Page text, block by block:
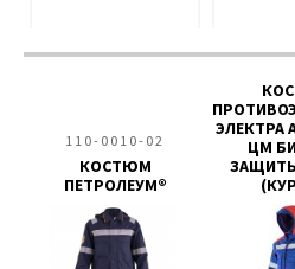
110-0010-02
КОСТЮМ
ПЕТРОЛЕУМ®
ЭЛЕКТРА
ЦМ